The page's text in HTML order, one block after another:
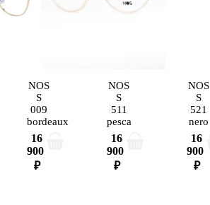
NOS
S
009
bordeaux
16
900
₽
NOS
S
511
pesca
16
900
₽
NOS
S
521
nero
16
900
₽